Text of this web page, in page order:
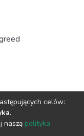
celów:
.
naszą polityka